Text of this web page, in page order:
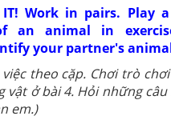
IT! Work in pairs. Play
an animal in
your partner's
theo cặp. Chơi trò
vật ở bài 4. Hỏi những
em.)